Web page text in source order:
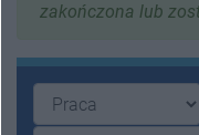
zakończona lub